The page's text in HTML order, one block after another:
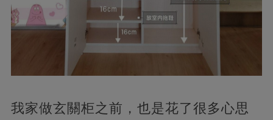
我家做玄關柜之前，也是花了很多心思